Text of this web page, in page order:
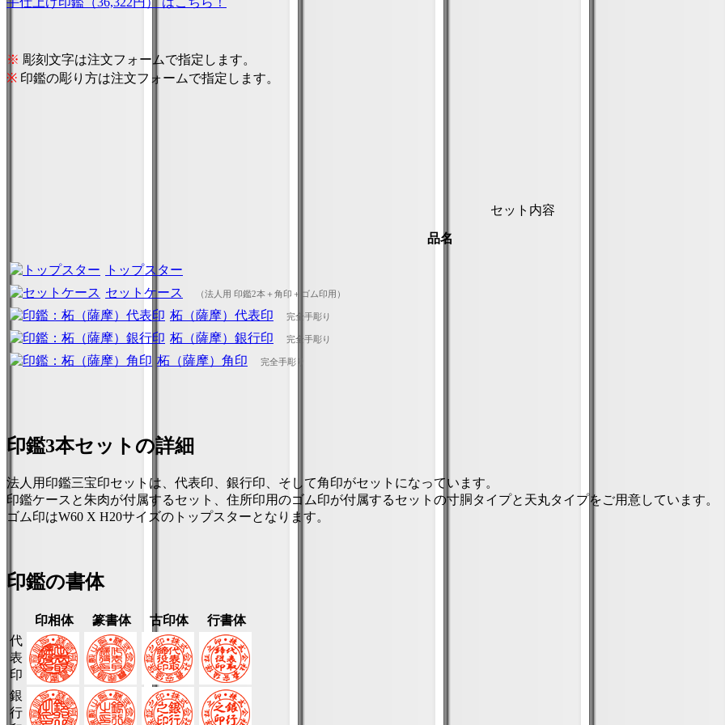
※ 彫刻文字は注文フォームで指定します。
※ 印鑑の彫り方は注文フォームで指定します。
セット内容
品名
トップスター
セットケース
（法人用 印鑑2本＋角印＋ゴム印用）
柘（薩摩）代表印 完全手彫り
柘（薩摩）銀行印 完全手彫り
柘（薩摩）角印 完全手彫り
印鑑3本セットの詳細
法人用印鑑三宝印セットは、代表印、銀行印、そして角印がセットになっています。
印鑑ケースと朱肉が付属するセット、住所印用のゴム印が付属するセットの寸胴タイプと天丸タイプをご用意しています。
ゴム印はW60 X H20サイズのトップスターとなります。
印鑑の書体
印相体 篆書体 古印体
行書体
代
表
印
銀
行